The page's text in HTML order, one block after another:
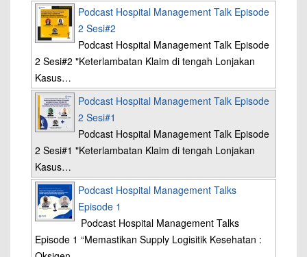
Podcast Hospital Management Talk Episode
2 Sesi#2
Podcast Hospital Management Talk Episode
2 Sesi#2 "Keterlambatan Klaim di tengah Lonjakan
Kasus…
Podcast Hospital Management Talk Episode
2 Sesi#1
Podcast Hospital Management Talk Episode
2 Sesi#1 "Keterlambatan Klaim di tengah Lonjakan
Kasus…
Podcast Hospital Management Talks
Episode 1
Podcast Hospital Management Talks
Episode 1 “Memastikan Supply Logisitik Kesehatan :